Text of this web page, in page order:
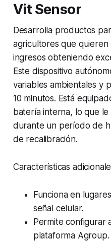
Vit Sensor
Desarrolla productos
agricultores que
ingresos obteniendo
Este dispositivo
variables ambientales y
10 minutos. Está
batería interna, lo que
durante un período de
de recalibración.
Características
Funciona en
señal celular.
Permite configurar
plataforma Agroup.